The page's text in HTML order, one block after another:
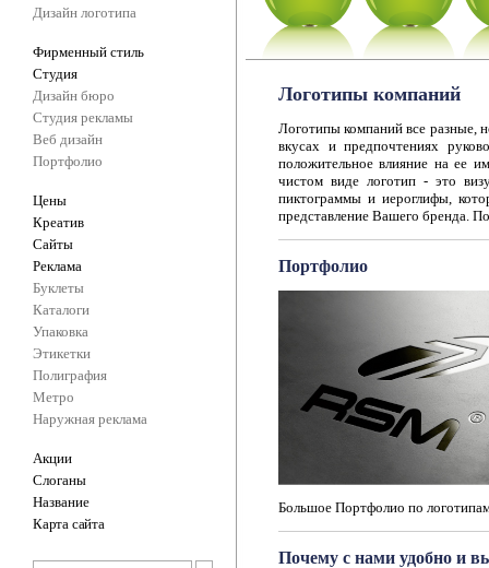
Дизайн логотипа
Фирменный стиль
Студия
Дизайн бюро
Студия рекламы
Веб дизайн
Портфолио
Цены
Креатив
Сайты
Реклама
Буклеты
Каталоги
Упаковка
Этикетки
Полиграфия
Метро
Наружная реклама
Акции
Слоганы
Название
Карта сайта
Логотипы компаний
Логотипы компаний все разные,
вкусах и предпочтениях
положительное влияние на ее
чистом виде логотип - это
пиктограммы и иероглифы,
представление Вашего бренда.
Портфолио
Большое Портфолио по
Почему с нами удобно и